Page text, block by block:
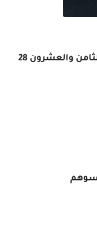
رواية ليلة بكى فيها الحاضرون الفصل الثامن والعشرون 28